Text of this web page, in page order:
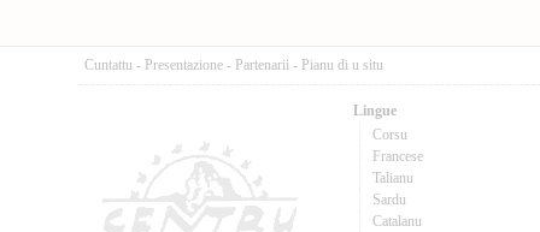
Cuntattu - Presentazione - Partenarii - Pianu di u situ
Lingue
Corsu
Francese
Talianu
Sardu
Catalanu